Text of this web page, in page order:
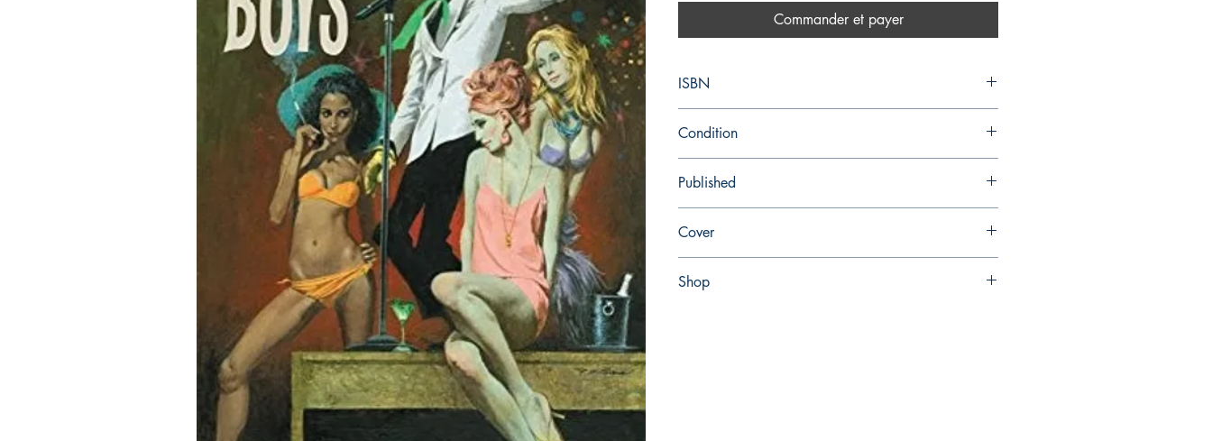
Commander et payer
ISBN
Condition
Published
Cover
Shop